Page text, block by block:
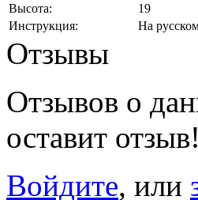
Высота:
19
Инструкция:
На
Отзывы
Отзывов о
оставит отзыв!
Войдите, или